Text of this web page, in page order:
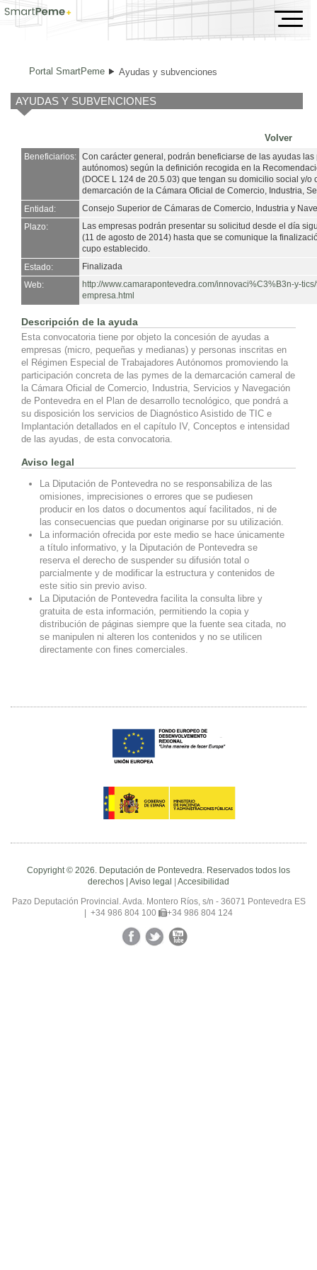
Ayudas y subvenciones
Portal SmartPeme Ayudas y subvenciones
AYUDAS Y SUBVENCIONES
Volver
Beneficiarios: Con carácter general, podrán beneficiarse de las ayudas
autónomos) según la definición recogida en la
(DOCE L 124 de 20.5.03) que tengan su domicilio social y/o
demarcación de la Cámara Oficial de Comercio, Industria,
Entidad:
Consejo Superior de Cámaras de Comercio, Industria y
Plazo:
Las empresas podrán presentar su solicitud desde el día
(11 de agosto de 2014) hasta que se comunique la
cupo establecido.
Estado:
Finalizada
Web:
http://www.camarapontevedra.com/innovaci%C3%B3n-y-
empresa.html
Descripción de la ayuda
Esta convocatoria tiene por objeto la concesión de ayudas a
empresas (micro, pequeñas y medianas) y personas inscritas en
el Régimen Especial de Trabajadores Autónomos promoviendo la
participación concreta de las pymes de la demarcación cameral de
la Cámara Oficial de Comercio, Industria, Servicios y Navegación
de Pontevedra en el Plan de desarrollo tecnológico, que pondrá a
su disposición los servicios de Diagnóstico Asistido de TIC e
Implantación detallados en el capítulo IV, Conceptos e intensidad
de las ayudas, de esta convocatoria.
Aviso legal
La Diputación de Pontevedra no se responsabiliza de las
omisiones, imprecisiones o errores que se pudiesen
producir en los datos o documentos aquí facilitados, ni de
las consecuencias que puedan originarse por su utilización.
La información ofrecida por este medio se hace únicamente
a título informativo, y la Diputación de Pontevedra se
reserva el derecho de suspender su difusión total o
parcialmente y de modificar la estructura y contenidos de
este sitio sin previo aviso.
La Diputación de Pontevedra facilita la consulta libre y
gratuita de esta información, permitiendo la copia y
distribución de páginas siempre que la fuente sea citada, no
se manipulen ni alteren los contenidos y no se utilicen
directamente con fines comerciales.
Copyright © 2026. Deputación de Pontevedra. Reservados todos los
derechos | Aviso legal Accesibilidad
Pazo Deputación Provincial. Avda. Montero Ríos, s/n - 36071 Pontevedra ES
+34 986 804 100
+34 986 804 124
FacebookTwitterYouTube